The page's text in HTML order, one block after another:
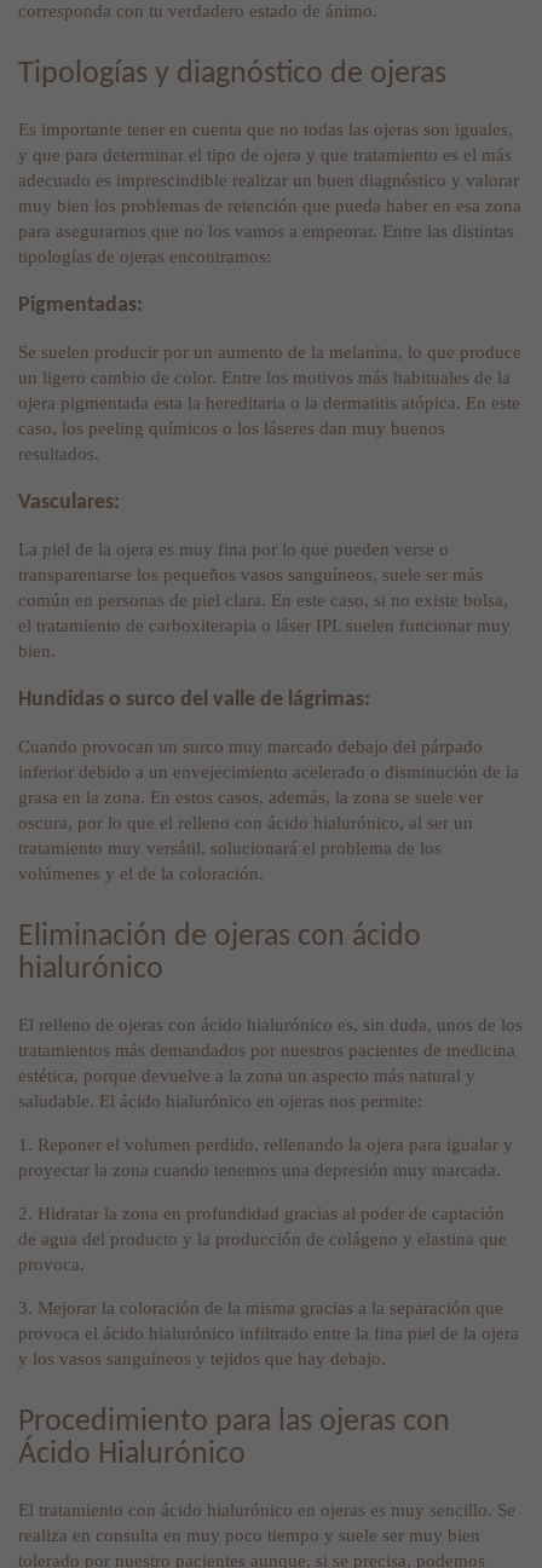
corresponda con tu verdadero estado de ánimo.
Tipologías y diagnóstico de ojeras
Es importante tener en cuenta que no todas las ojeras son iguales,
y que para determinar el tipo de ojera y que tratamiento es el más
adecuado es imprescindible realizar un buen diagnóstico y valorar
muy bien los problemas de retención que pueda haber en esa zona
para asegurarnos que no los vamos a empeorar. Entre las distintas
tipologías de ojeras encontramos:
Pigmentadas:
Se suelen producir por un aumento de la melanina, lo que produce
un ligero cambio de color. Entre los motivos más habituales de la
ojera pigmentada esta la hereditaria o la dermatitis atópica. En este
caso, los peeling químicos o los láseres dan muy buenos
resultados.
Vasculares:
La piel de la ojera es muy fina por lo que pueden verse o
transparentarse los pequeños vasos sanguíneos, suele ser más
común en personas de piel clara. En este caso, si no existe bolsa,
el tratamiento de carboxiterapia o láser IPL suelen funcionar muy
bien.
Hundidas o surco del valle de lágrimas:
Cuando provocan un surco muy marcado debajo del párpado
inferior debido a un envejecimiento acelerado o disminución de la
grasa en la zona. En estos casos, además, la zona se suele ver
oscura, por lo que el relleno con ácido hialurónico, al ser un
tratamiento muy versátil, solucionará el problema de los
volúmenes y el de la coloración.
Eliminación de ojeras con ácido
hialurónico
El relleno de ojeras con ácido hialurónico es, sin duda, unos de los
tratamientos más demandados por nuestros pacientes de medicina
estética, porque devuelve a la zona un aspecto más natural y
saludable. El ácido hialurónico en ojeras nos permite:
1. Reponer el volumen perdido, rellenando la ojera para igualar y
proyectar la zona cuando tenemos una depresión muy marcada.
2. Hidratar la zona en profundidad gracias al poder de captación
de agua del producto y la producción de colágeno y elastina que
provoca.
3. Mejorar la coloración de la misma gracias a la separación que
provoca el ácido hialurónico infiltrado entre la fina piel de la ojera
y los vasos sanguíneos y tejidos que hay debajo.
Procedimiento para las ojeras con
Ácido Hialurónico
El tratamiento con ácido hialurónico en ojeras es muy sencillo. Se
realiza en consulta en muy poco tiempo y suele ser muy bien
tolerado por nuestro pacientes aunque, si se precisa, podemos